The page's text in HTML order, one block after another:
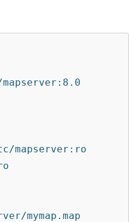
mymap.map